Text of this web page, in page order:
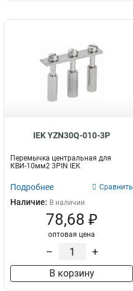
IEK YZN30Q-010-3P
Перемычка центральная для
КВИ-10мм2 3PIN IEK
Подробнее Сравнить
Наличие: В наличии
78,68 ₽
оптовая цена
– +
В корзину